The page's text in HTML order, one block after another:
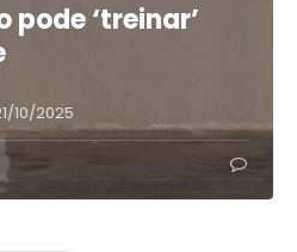
‘treinar’
10/2025